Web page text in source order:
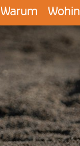
Warum Wohin